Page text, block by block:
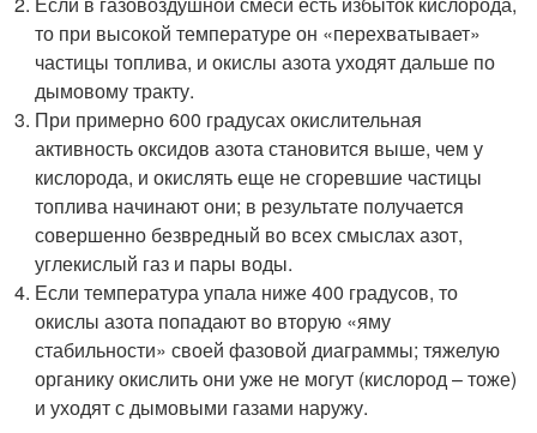
то при высокой температуре он «перехватывает»
частицы топлива, и окислы азота уходят дальше по
дымовому тракту.
При примерно 600 градусах окислительная
активность оксидов азота становится выше, чем у
кислорода, и окислять еще не сгоревшие частицы
топлива начинают они; в результате получается
совершенно безвредный во всех смыслах азот,
углекислый газ и пары воды.
Если температура упала ниже 400 градусов, то
окислы азота попадают во вторую «яму
стабильности» своей фазовой диаграммы; тяжелую
органику окислить они уже не могут (кислород – тоже)
и уходят с дымовыми газами наружу.